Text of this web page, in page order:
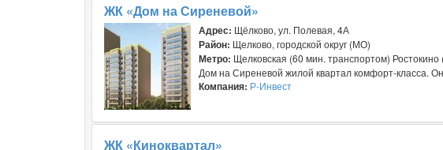
ЖК «Дом на Сиреневой»
Адрес: Щёлково, ул. Полевая, 4А
Район: Щелково, городской округ (МО)
Метро: Щелковская (60 мин. транспортом)
Дом на Сиреневой жилой квартал комфорт-класса.
Компания: Р-Инвест
ЖК «Киноквартал»